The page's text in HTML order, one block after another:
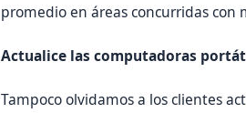
promedio en áreas concurridas con
Actualice las computadoras
Tampoco olvidamos a los clientes